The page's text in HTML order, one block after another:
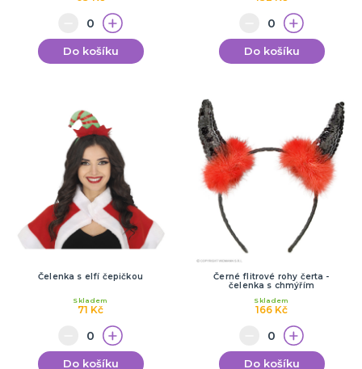
Do košíku Do košíku
Čelenka s elfí čepičkou
71 Kč
Skladem
Do košíku
Černé flitrové rohy čerta -
čelenka s chmýřím
166 Kč
Skladem
Do košíku